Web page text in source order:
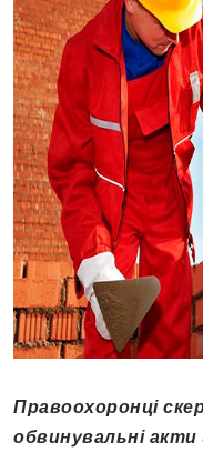
Правоохоронці
обвинувальні